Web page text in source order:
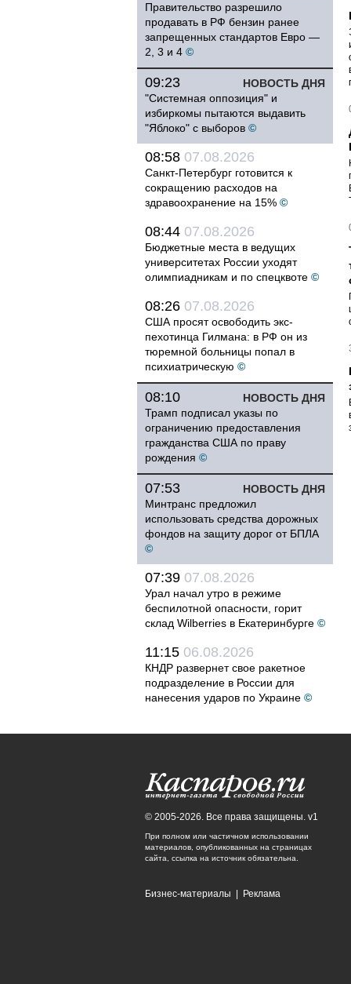
Правительство разрешило
продавать в РФ бензин ранее
запрещенных стандартов Евро —
2, 3 и 4 ©
НОВОСТЬ ДНЯ
09:23
"Системная оппозиция" и
избиркомы пытаются выдавить
"Яблоко" с выборов ©
08:58 07.08.2026
Санкт-Петербург готовится к
сокращению расходов на
здравоохранение на 15% ©
08:44 07.08.2026
Бюджетные места в ведущих
университетах России уходят
олимпиадникам и по спецквоте ©
08:26 07.08.2026
США просят освободить экс-
пехотинца Гилмана: в РФ он из
тюремной больницы попал в
психиатрическую ©
НОВОСТЬ ДНЯ
08:10
Трамп подписал указы по
ограничению предоставления
гражданства США по праву
рождения ©
НОВОСТЬ ДНЯ
07:53
Минтранс предложил
использовать средства дорожных
фондов на защиту дорог от БПЛА
©
07:39 07.08.2026
Урал начал утро в режиме
беспилотной опасности, горит
склад Wilberries в Екатеринбурге ©
11:15 06.08.2026
КНДР развернет свое ракетное
подразделение в России для
нанесения ударов по Украине ©
© 2005-2026. Все права защищены. v1
При полном или частичном использовании
материалов, опубликованных на страницах
сайта, ссылка на источник обязательна.
Бизнес-материалы Реклама